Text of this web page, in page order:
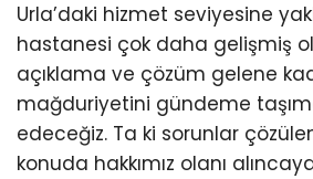
Urla’daki hizmet seviyesine
hastanesi çok daha gelişmiş
açıklama ve çözüm gelene
mağduriyetini gündeme
edeceğiz. Ta ki sorunlar
konuda hakkımız olanı